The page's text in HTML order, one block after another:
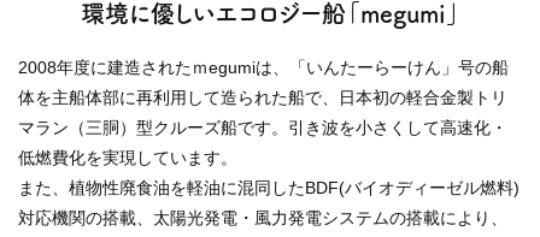
環境に優しいエコロジー船「megumi」
2008年度に建造されたｍegumiは、「いんたーらーけん」号の船
体を主船体部に再利用して造られた船で、日本初の軽合金製トリ
マラン（三胴）型クルーズ船です。引き波を小さくして高速化・
低燃費化を実現しています。
また、植物性廃食油を軽油に混同したBDF(バイオディーゼル燃料)
対応機関の搭載、太陽光発電・風力発電システムの搭載により、